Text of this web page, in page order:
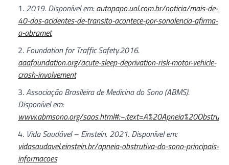
2019. Disponível em:autopapo.uol.com.br/noticia/mais-de-
40-dos-acidentes-de-transito-acontece-por-sonolencia-afirma-
a-abramet
Foundation for Traffic Safety.2016.
aaafoundation.org/acute-sleep-deprivation-risk-motor-vehicle-
crash-involvement
Associação Brasileira de Medicina do Sono (ABMS).
Disponível em:
www.abmsono.org/
Vida Saudável – Einstein. 2021. Disponível em:
vidasaudavel.einstein.br/apneia-obstrutiva-do-sono-principais-
informacoes